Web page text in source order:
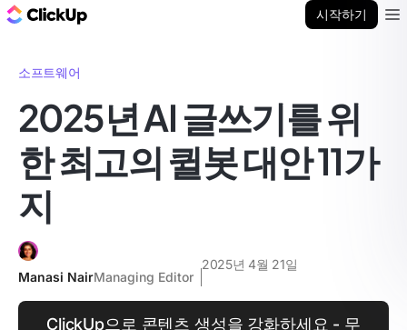
시작하기
소프트웨어
2025년 AI 글쓰기를 위
한 최고의 퀼봇 대안 11가
지
Manasi NairManaging Editor
2025년 4월 21일
ClickUp으로 콘텐츠 생성을 강화하세요 - 무